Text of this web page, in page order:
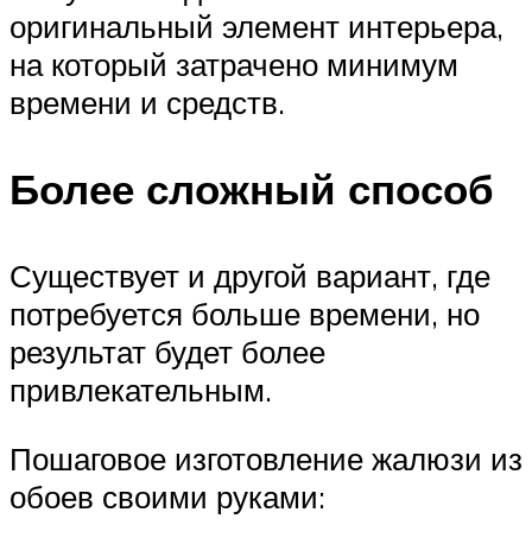
оригинальный элемент интерьера,
на который затрачено минимум
времени и средств.
Более сложный способ
Существует и другой вариант, где
потребуется больше времени, но
результат будет более
привлекательным.
Пошаговое изготовление жалюзи из
обоев своими руками: